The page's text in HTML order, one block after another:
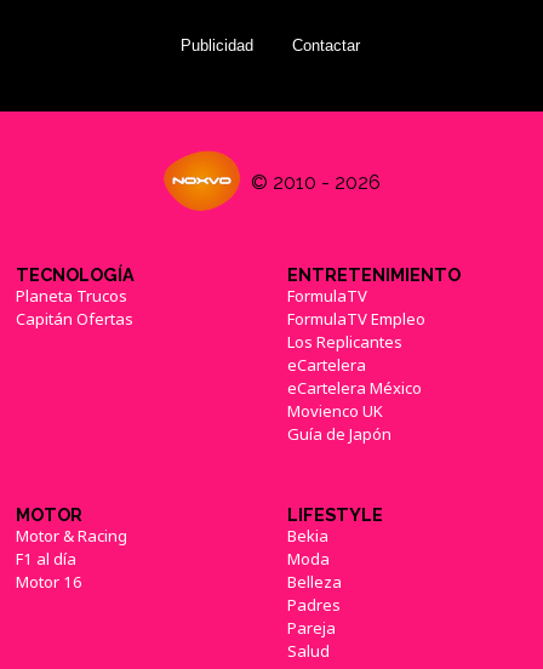
Publicidad Contactar
© 2010 - 2026
TECNOLOGÍA
Planeta Trucos
Capitán Ofertas
ENTRETENIMIENTO
FormulaTV
FormulaTV Empleo
Los Replicantes
eCartelera
eCartelera México
Movienco UK
Guía de Japón
MOTOR
Motor & Racing
F1 al día
Motor 16
LIFESTYLE
Bekia
Moda
Belleza
Padres
Pareja
Salud